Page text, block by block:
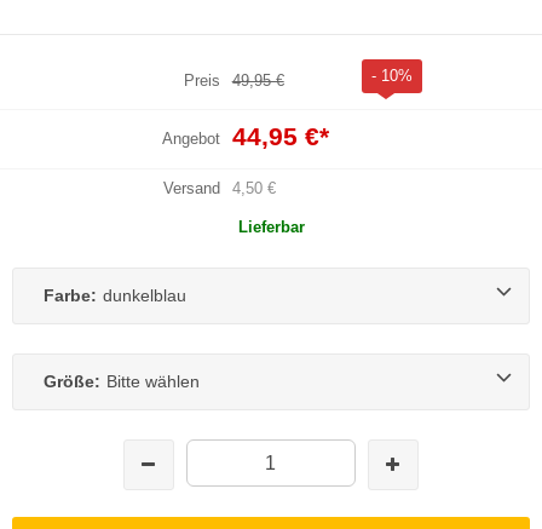
Preis 49,95 € - 10%
Angebot 44,95 €*
Versand 4,50 €
Lieferbar
Farbe: dunkelblau
Größe: Bitte wählen